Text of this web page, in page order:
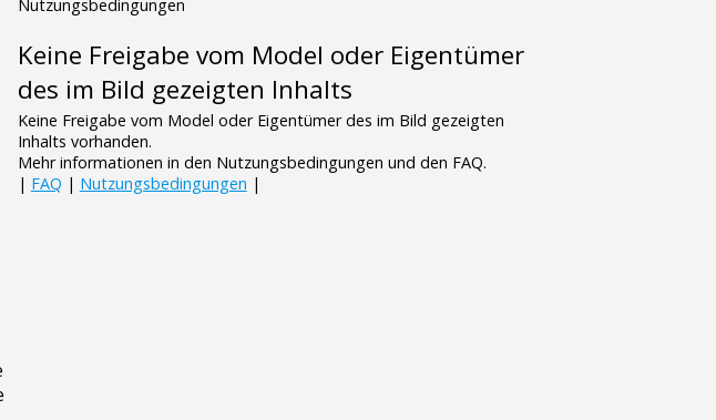
Nutzungsbedingungen
Keine Freigabe vom Model oder Eigentümer
des im Bild gezeigten Inhalts
Keine Freigabe vom Model oder Eigentümer des im Bild gezeigten
Inhalts vorhanden.
Mehr informationen in den Nutzungsbedingungen und den FAQ.
| FAQ | Nutzungsbedingungen |